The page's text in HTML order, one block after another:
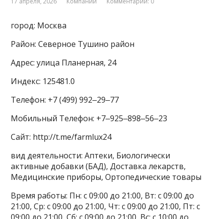
город: Москва
Район: Северное Тушино район
Адрес: улица Планерная, 24
Индекс: 125481.0
Телефон: +7 (499) 992‒29‒77
Мобильный Телефон: +7‒925‒898‒56‒23
Сайт: http://t.me/farmlux24
вид деятельности: Аптеки, Биологически
активные добавки (БАД), Доставка лекарств,
Медицинские приборы, Ортопедические товары
Время работы: Пн: с 09:00 до 21:00, Вт: с 09:00 до
21:00, Ср: с 09:00 до 21:00, Чт: с 09:00 до 21:00, Пт: с